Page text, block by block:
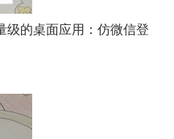
级的桌面应用：仿微信登